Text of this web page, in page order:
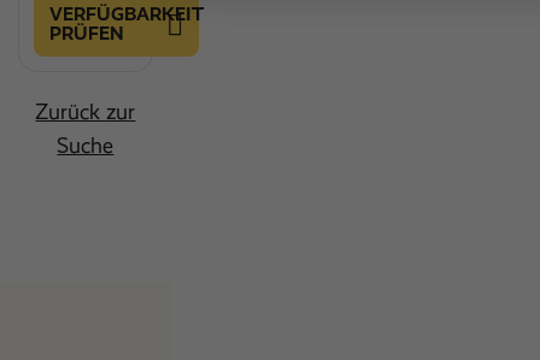
VERFÜGBARKEIT
PRÜFEN
Zurück zur
Suche